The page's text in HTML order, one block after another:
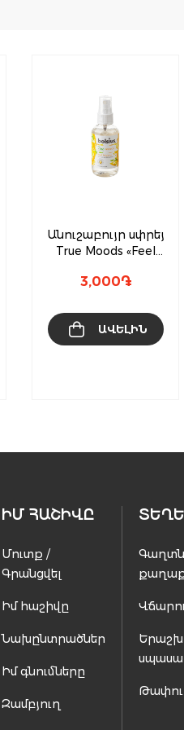
Անուշաբույր սփրեյ
True Moods «Feel
3,000֏
ԱՎԵԼԻՆ
ԻՄ ՀԱՇԻՎԸ
Մուտք /
Գրանցվել
Իմ հաշիվը
Նախընտրածներ
Իմ գնումները
Զամբյուղ